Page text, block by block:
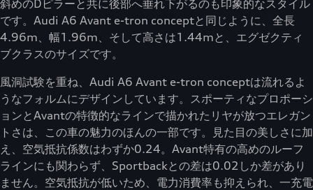
斜めのDピラーと共に後部へ垂れ下がるのも印象的なスタイル
です。Audi A6 Avant e-tron conceptと同じように、全長
4.96m、幅1.96m、そして高さは1.44mと、エグゼクティ
ブクラスのサイズです。
風洞試験を重ね、Audi A6 Avant e-tron conceptは流れるよ
うなフォルムにデザインしています。スポーティなプロポーシ
ョンとAvantの特徴的なラインで描かれたリヤが放つエレガン
トさは、この車の魅力のほんの一部です。見た目の美しさに加
え、空気抵抗係数はわずか0.24。Avant特有の高めのルーフ
ラインにも関わらず、Sportbackとの差は0.02しか差があり
ません。空気抵抗が低いため、電力消費率も抑えられ、一充電